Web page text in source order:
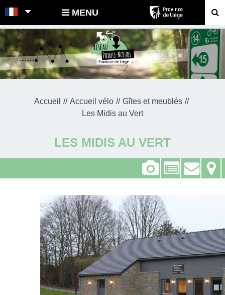
POINTS-NOEUDS MENU
Accueil Accueil vélo
Gîtes et meublés
Les Midis au Vert
LES MIDIS AU VERT